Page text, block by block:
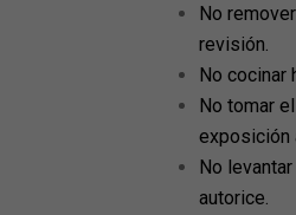
No
revisión.
No cocinar
No tomar
exposición
No
autorice.